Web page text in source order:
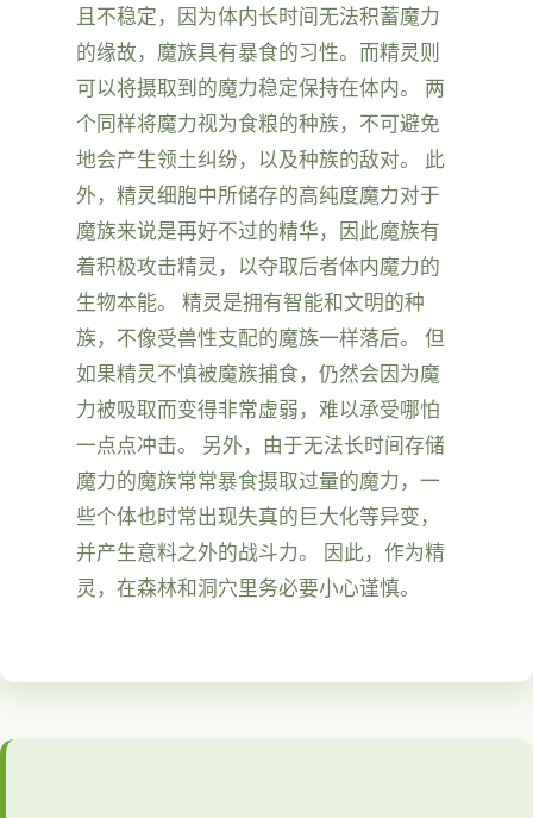
且不稳定，因为体内长时间无法积蓄魔力
的缘故，魔族具有暴食的习性。而精灵则
可以将摄取到的魔力稳定保持在体内。 两
个同样将魔力视为食粮的种族，不可避免
地会产生领土纠纷，以及种族的敌对。 此
外，精灵细胞中所储存的高纯度魔力对于
魔族来说是再好不过的精华，因此魔族有
着积极攻击精灵，以夺取后者体内魔力的
生物本能。 精灵是拥有智能和文明的种
族，不像受兽性支配的魔族一样落后。 但
如果精灵不慎被魔族捕食，仍然会因为魔
力被吸取而变得非常虚弱，难以承受哪怕
一点点冲击。 另外，由于无法长时间存储
魔力的魔族常常暴食摄取过量的魔力，一
些个体也时常出现失真的巨大化等异变，
并产生意料之外的战斗力。 因此，作为精
灵，在森林和洞穴里务必要小心谨慎。